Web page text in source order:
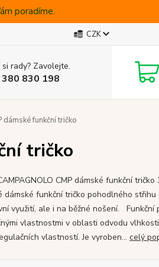
poradíme.
CZK
rady? Zavolejte.
830 198
funkční tričko
tričko
CMP dámské funkční
dámské funkční tričko pohodlného střihu
využití, ale i na běžné nošení. Funkční
vlastnostmi v oblasti odvodu
vlastností. Je vyroben... celý